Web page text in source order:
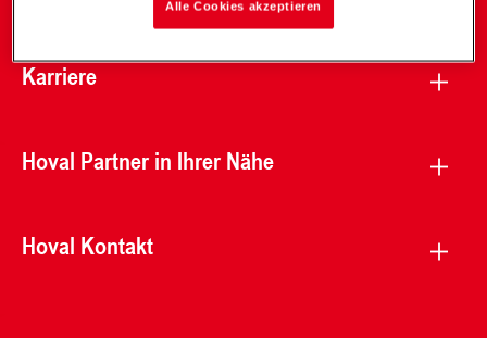
Karriere
Hoval Partner in Ihrer Nähe
Hoval Kontakt
Alle Cookies akzeptieren